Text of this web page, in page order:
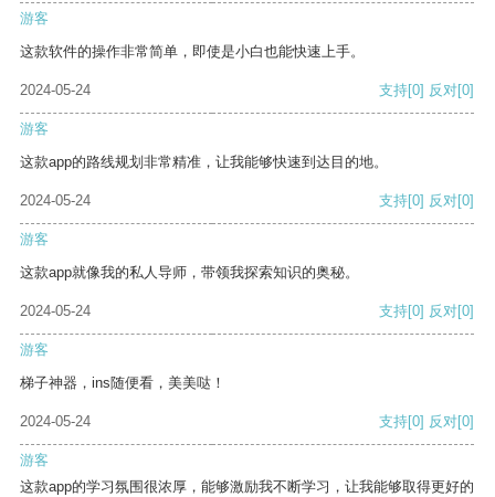
游客
这款软件的操作非常简单，即使是小白也能快速上手。
2024-05-24 支持[0] 反对[0]
游客
这款app的路线规划非常精准，让我能够快速到达目的地。
2024-05-24 支持[0] 反对[0]
游客
这款app就像我的私人导师，带领我探索知识的奥秘。
2024-05-24 支持[0] 反对[0]
游客
梯子神器，ins随便看，美美哒！
2024-05-24 支持[0] 反对[0]
游客
这款app的学习氛围很浓厚，能够激励我不断学习，让我能够取得更好的